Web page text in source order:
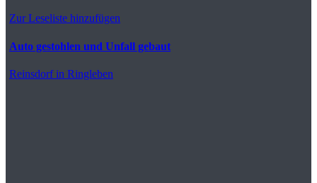
Zur Leseliste hinzufügen
Auto gestohlen und Unfall gebaut
Reinsdorfin Ringleben